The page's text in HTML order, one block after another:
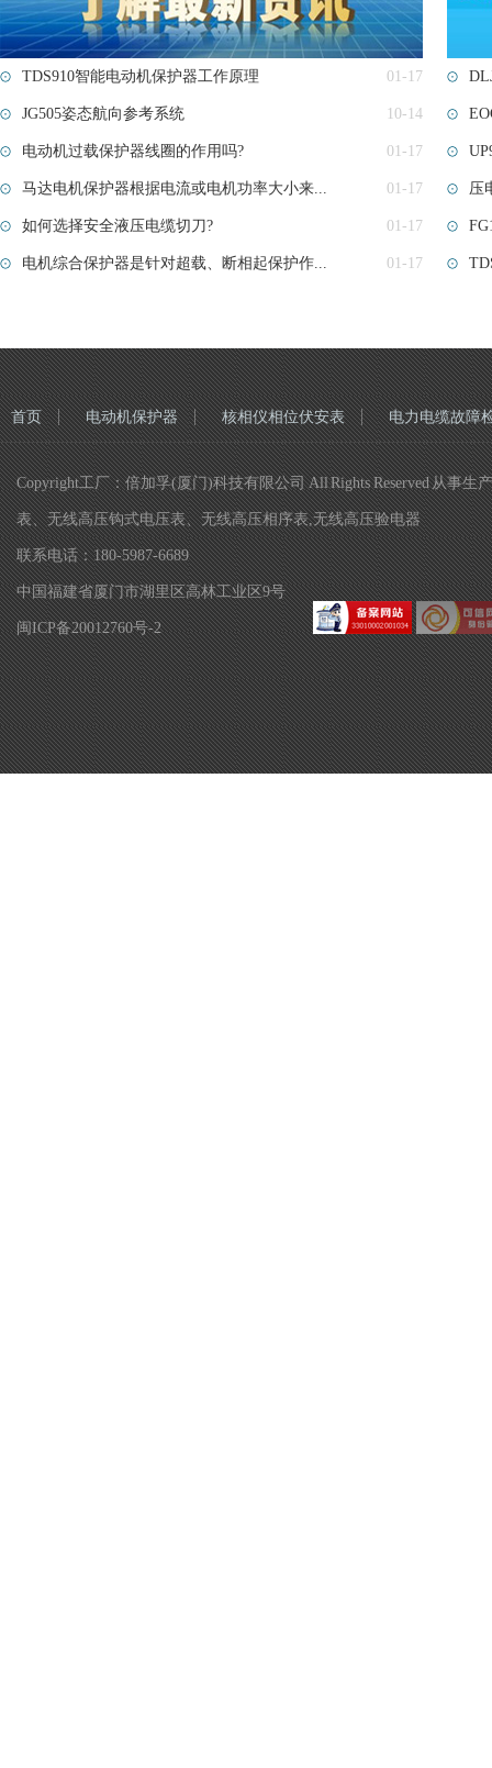
TDS910智能电动机保护器工作原理 01-17
JG505姿态航向参考系统 10-14
电动机过载保护器线圈的作用吗? 01-17
马达电机保护器根据电流或电机功率大小来... 01-17
如何选择安全液压电缆切刀? 01-17
电机综合保护器是针对超载、断相起保护作... 01-17
压
首页 电动机保护器 核相仪相位伏安表 电力电缆故障
Copyright工厂：倍加孚(厦门)科技有限公司 All Rights Reserved 从事
表、无线高压钩式电压表、无线高压相序表,无线高压验电器
联系电话：180-5987-6689
中国福建省厦门市湖里区高林工业区9号
闽ICP备20012760号-2